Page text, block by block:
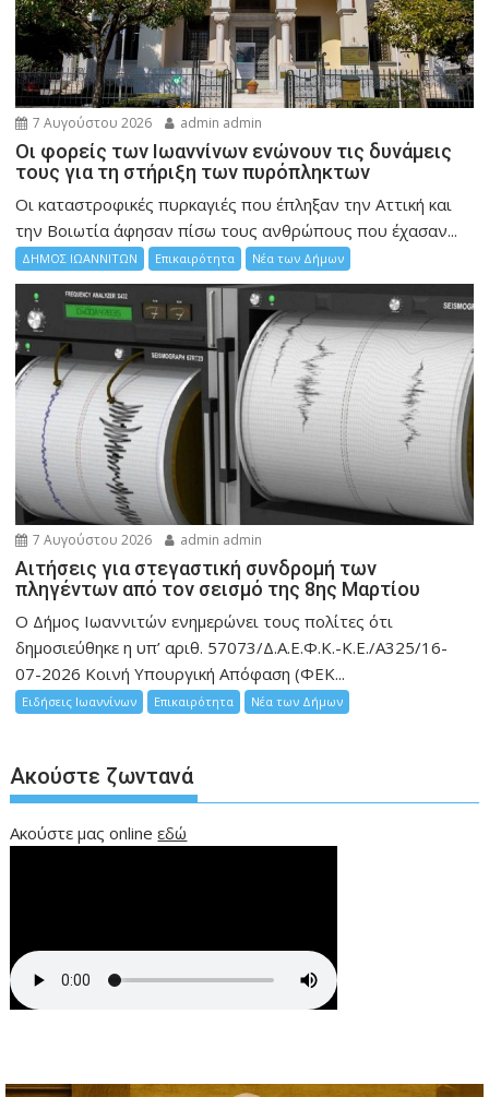
7 Αυγούστου 2026 admin admin
Οι φορείς των Ιωαννίνων ενώνουν τις δυνάμεις
τους για τη στήριξη των πυρόπληκτων
Οι καταστροφικές πυρκαγιές που έπληξαν την Αττική και
την Bοιωτία άφησαν πίσω τους ανθρώπους που έχασαν...
ΔΗΜΟΣ ΙΩΑΝΝΙΤΩΝ Επικαιρότητα Νέα των Δήμων
7 Αυγούστου 2026 admin admin
Αιτήσεις για στεγαστική συνδρομή των
πληγέντων από τον σεισμό της 8ης Μαρτίου
Ο Δήμος Ιωαννιτών ενημερώνει τους πολίτες ότι
δημοσιεύθηκε η υπ’ αριθ. 57073/Δ.Α.Ε.Φ.Κ.-Κ.Ε./Α325/16-
07-2026 Κοινή Υπουργική Απόφαση (ΦΕΚ...
Ειδήσεις Ιωαννίνων Επικαιρότητα Νέα των Δήμων
Ακούστε ζωντανά
Ακούστε μας onlineεδώ